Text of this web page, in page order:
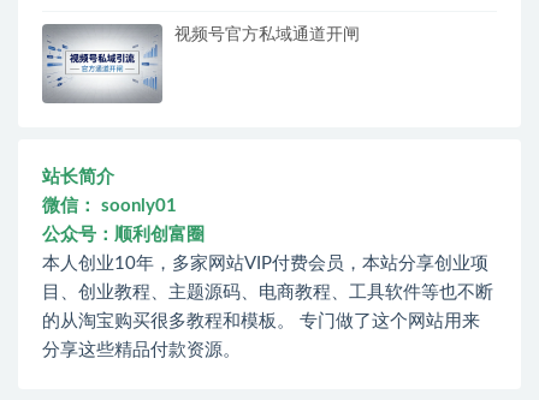
视频号官方私域通道开闸
站长简介
微信： soonly01
公众号：顺利创富圈
本人创业10年，多家网站VIP付费会员，本站分享创业项
目、创业教程、主题源码、电商教程、工具软件等也不断
的从淘宝购买很多教程和模板。 专门做了这个网站用来
分享这些精品付款资源。